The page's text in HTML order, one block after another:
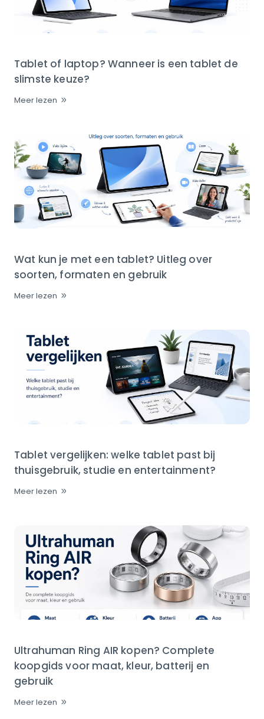
Tablet of laptop? Wanneer is een tablet de
slimste keuze?
Meer lezen
Wat kun je met een tablet? Uitleg over
soorten, formaten en gebruik
Meer lezen
Tablet vergelijken: welke tablet past bij
thuisgebruik, studie en entertainment?
Meer lezen
Ultrahuman Ring AIR kopen? Complete
koopgids voor maat, kleur, batterij en
gebruik
Meer lezen